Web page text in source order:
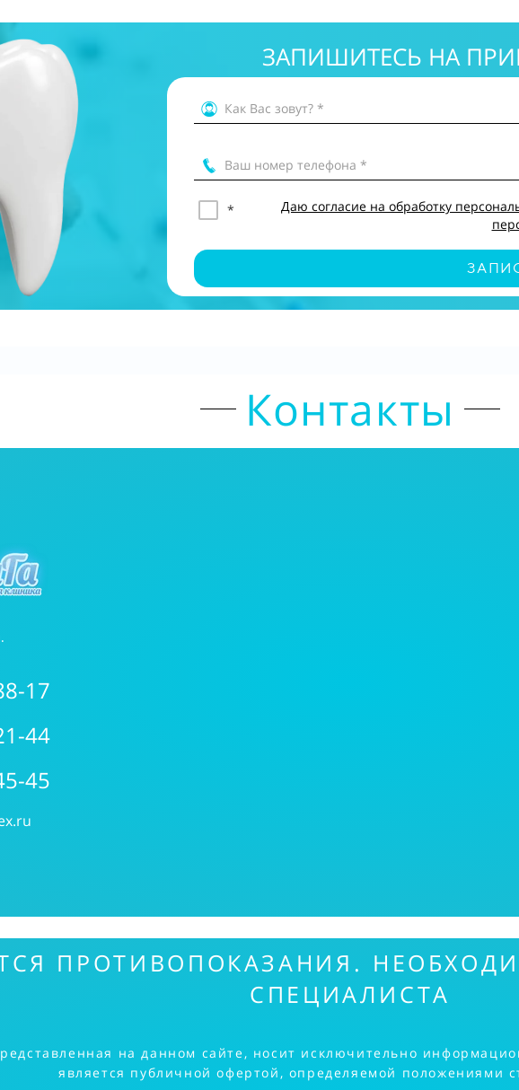
ЗАПИШИТЕСЬ НА
Как Вас зовут? *
Ваш номер телефона *
*
Даю согласие на обработку
Контакты
17
44
45
ПРОТИВОПОКАЗАНИЯ.
СПЕЦИАЛИСТА
на данном сайте, носит исключительно
является публичной офертой, определяемой положениями